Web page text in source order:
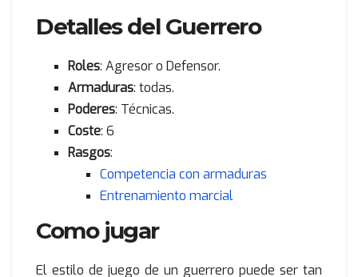
Detalles del Guerrero
Roles: Agresor o Defensor.
Armaduras: todas.
Poderes: Técnicas.
Coste: 6
Rasgos:
Competencia con armaduras
Entrenamiento marcial
Como jugar
El estilo de juego de un guerrero puede ser tan